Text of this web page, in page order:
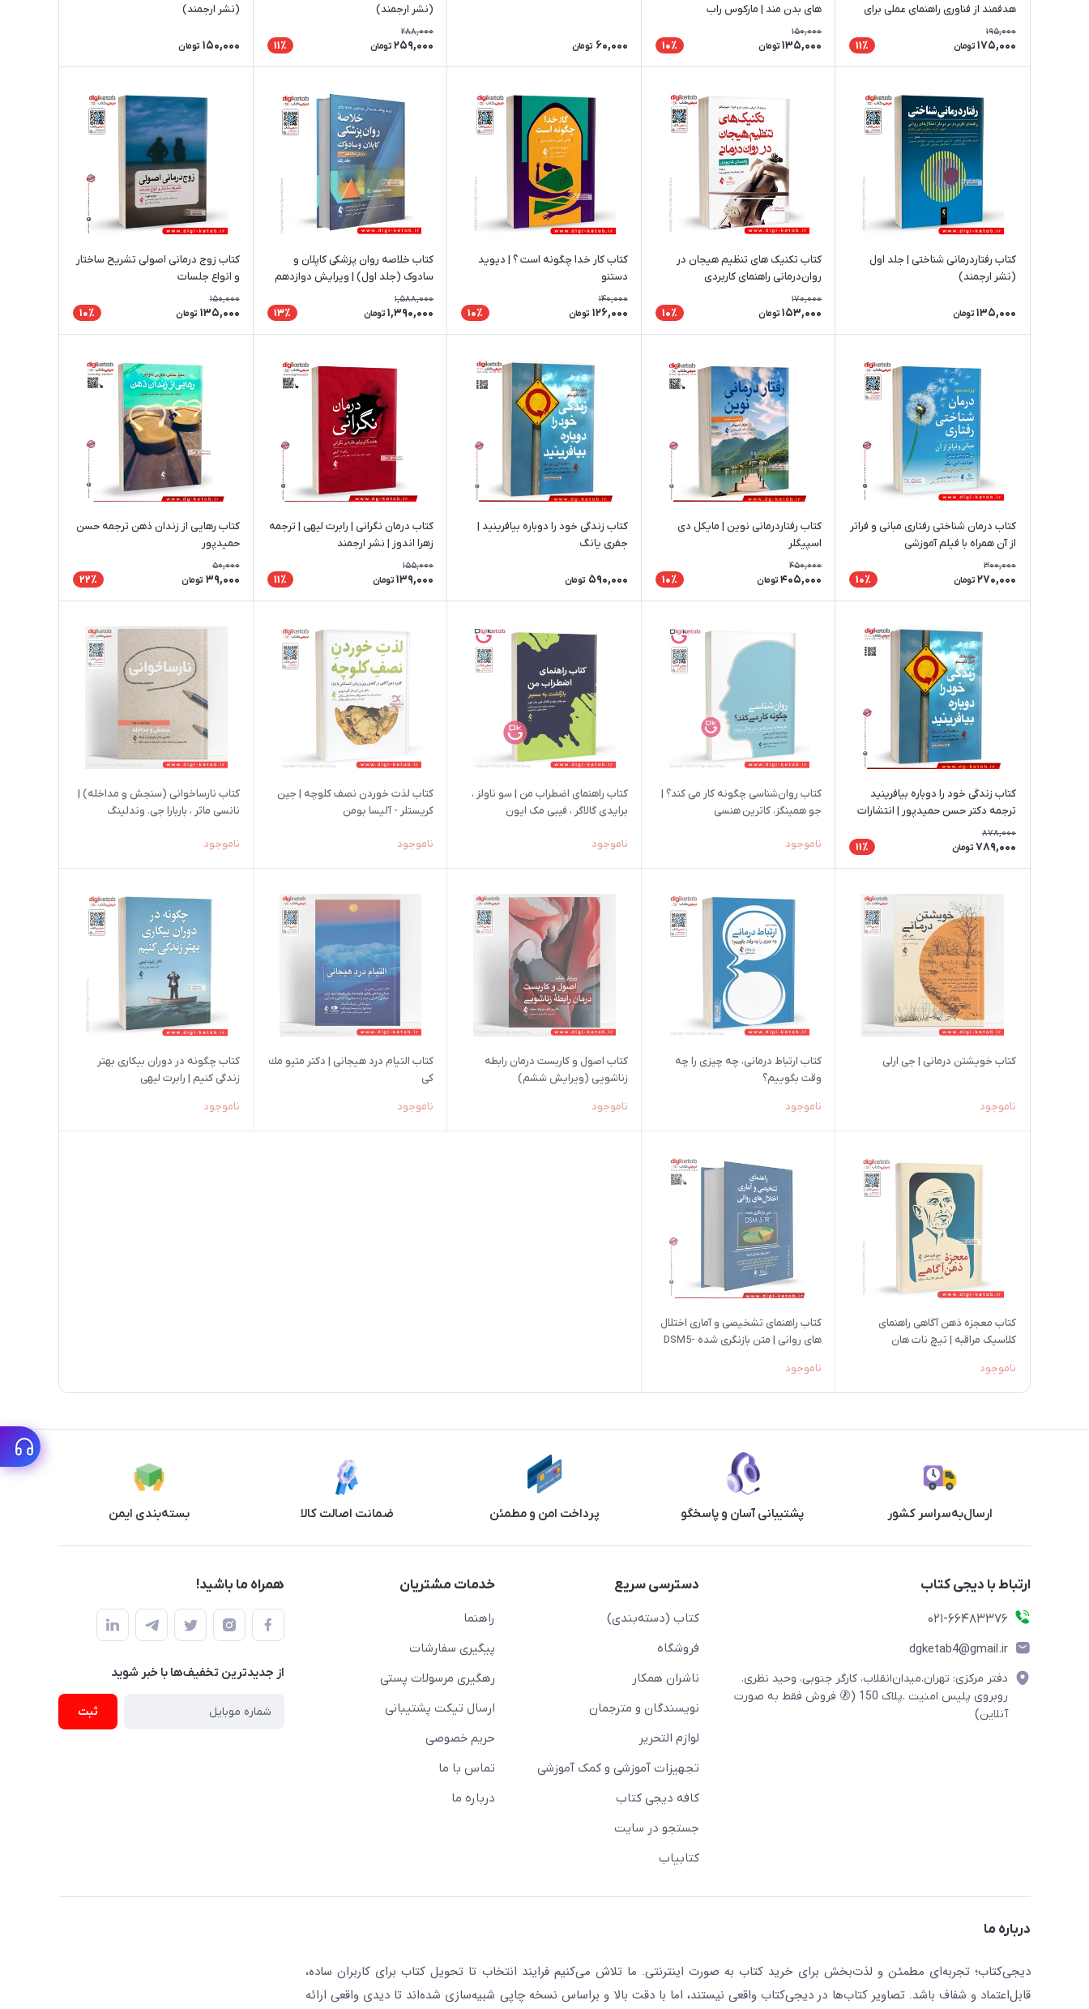
هدفمند از فناوری راهنمای عملی برای
متخصصان بالینی
195,000
175,000 تومان 11٪
های بدن‌ مند | مارکوس راب
150,000
135,000 تومان 10٪ 60,000 تومان
(نشر ارجمند)
288,000
259,000 تومان 11٪
(نشر ارجمند)
150,000 تومان
کتاب رفتاردرمانی شناختی | جلد اول
(نشر ارجمند)
135,000 تومان
کتاب تکنیک های تنظیم هیجان در
روان‌درمانی راهنمای کاربردی
170,000
153,000 تومان 10٪
کتاب کار خدا چگونه است ؟ | دیوید
دستنو
140,000
126,000 تومان 10٪
کتاب خلاصه روان پزشکی کاپلان و
سادوک (جلد اول) | ویرایش دوازدهم
2022 - چاپ 1403
1,588,000
1,390,000 تومان 13٪
کتاب زوج‌ درمانی اصولی تشریح ساختار
و انواع جلسات
150,000
135,000 تومان 10٪
کتاب درمان شناختی رفتاری مبانی و فراتر
از آن همراه با فیلم آموزشی
300,000
270,000 تومان 10٪
کتاب رفتاردرمانی نوین | مایکل دی
اسپیگلر
450,000
405,000 تومان 10٪
کتاب زندگی خود را دوباره بیافرینید |
جفری یانگ
590,000 تومان
کتاب درمان نگرانی | رابرت لیهی | ترجمه
زهرا اندوز | نشر ارجمند
155,000
139,000 تومان 11٪
کتاب رهایی از زندان ذهن ترجمه حسن
حمیدپور
50,000
39,000 تومان 22٪
کتاب زندگی خود را دوباره بیافرینید
ترجمه دکتر حسن حمیدپور | انتشارات
ارجمند
878,000
789,000 تومان 11٪
کتاب روان‌شناسی چگونه کار می کند؟ |
جو همینگز، کاترین هنسی
ناموجود
کتاب راهنمای اضطراب من | سو ناولز ،
برایدی گالاگر ، فیبی مک ایون
ناموجود
کتاب لذت خوردن نصف کلوچه | جین
کریستلر - آلیسا بومن
ناموجود
کتاب نارساخوانی (سنجش و مداخله) |
نانسی ماثر ، باربارا جی. وندلینگ
ناموجود
کتاب خویشتن درمانی | جی ارلی
ناموجود
کتاب ارتباط درمانی، چه چیزی را چه
وقت بگوییم؟
ناموجود
کتاب اصول و کاربست درمان رابطه
زناشویی (ویرایش ششم)
ناموجود
کتاب التیام درد هیجانی | دکتر متیو مك‌
كی
ناموجود
کتاب چگونه در دوران بیکاری بهتر
زندگی کنیم | رابرت لیهی
ناموجود
کتاب معجزه ذهن‌ آگاهی راهنمای
کلاسیک مراقبه | تیچ نات هان
ناموجود
کتاب راهنمای تشخیصی و آماری اختلال
های روانی | متن بازنگری شده DSM5-
ناموجود
ارسال‌به‌سراسر کشور پشتیبانی آسان و پاسخگو پرداخت امن و مطمئن ضمانت اصالت کالا بسته‌بندی ایمن
ارتباط با دیجی کتاب
021-66483376
dgketab4@gmail.ir
دفتر مرکزی: تهران.میدان‌انقلاب، کارگر جنوبی، وحید نظری.
روبروی پلیس امنیت .پلاک 150 (🚷 فروش فقط به صورت
آنلاین)
دسترسی سریع
کتاب (دسته‌بندی)
فروشگاه
ناشران همکار
نویسندگان و مترجمان
لوازم التحریر
تجهیزات آموزشی و کمک آموزشی
کافه دیجی کتاب
جستجو در سایت
کتابیاب
خدمات مشتریان
راهنما
پیگیری سفارشات
رهگیری مرسولات پستی
ارسال تیکت پشتیبانی
حریم خصوصی
تماس با ما
درباره ما
همراه ما باشید!
از جدید‌ترین تخفیف‌ها با‌ خبر شوید
ثبت
درباره ما
دیجی‌کتاب؛ تجربه‌ای مطمئن و لذت‌بخش برای خرید کتاب به صورت اینترنتی. ما تلاش می‌کنیم فرایند انتخاب تا تحویل کتاب برای کاربران ساده،
قابل‌اعتماد و شفاف باشد. تصاویر کتاب‌ها در دیجی‌کتاب واقعی نیستند، اما با دقت بالا و براساس نسخه چاپی شبیه‌سازی شده‌اند تا دیدی واقعی ارائه